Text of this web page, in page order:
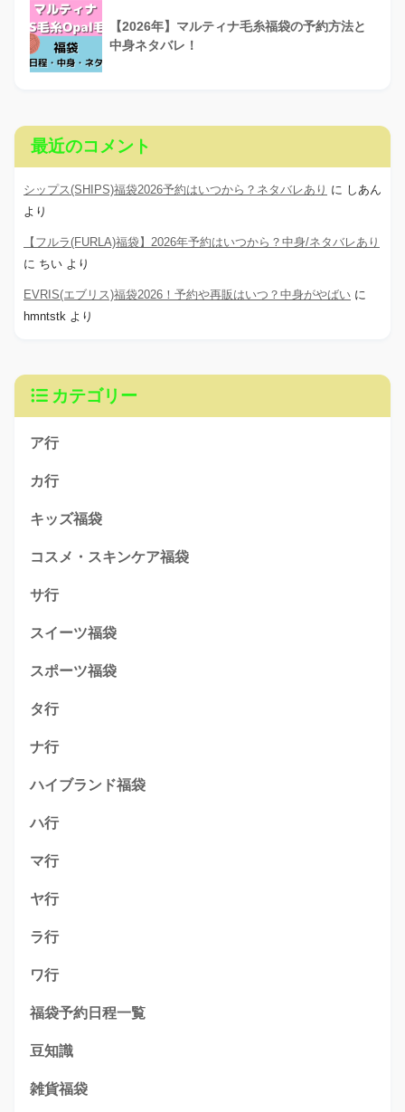
【2026年】マルティナ毛糸福袋の予約方法と
中身ネタバレ！
最近のコメント
シップス(SHIPS)福袋2026予約はいつから？ネタバレあり に しあん
より
【フルラ(FURLA)福袋】2026年予約はいつから？中身/ネタバレあり
に ちい より
EVRIS(エブリス)福袋2026！予約や再販はいつ？中身がやばい に
hmntstk より
カテゴリー
ア行
カ行
キッズ福袋
コスメ・スキンケア福袋
サ行
スイーツ福袋
スポーツ福袋
タ行
ナ行
ハイブランド福袋
ハ行
マ行
ヤ行
ラ行
ワ行
福袋予約日程一覧
豆知識
雑貨福袋